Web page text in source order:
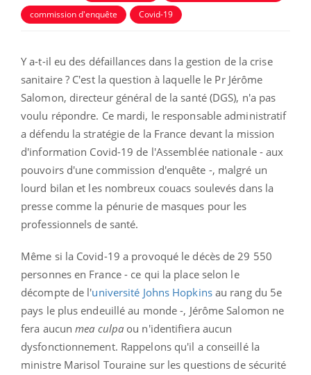
commission d'enquête
Covid-19
Y a-t-il eu des défaillances dans la gestion de la crise
sanitaire ? C'est la question à laquelle le Pr Jérôme
Salomon, directeur général de la santé (DGS), n'a pas
voulu répondre. Ce mardi, le responsable administratif
a défendu la stratégie de la France devant la mission
d'information Covid-19 de l'Assemblée nationale - aux
pouvoirs d'une commission d'enquête -, malgré un
lourd bilan et les nombreux couacs soulevés dans la
presse comme la pénurie de masques pour les
professionnels de santé.
Même si la Covid-19 a provoqué le décès de 29 550
personnes en France - ce qui la place selon le
décompte de l'université Johns Hopkinsau rang du 5e
pays le plus endeuillé au monde -, Jérôme Salomon ne
fera aucunmea culpa ou n'identifiera aucun
dysfonctionnement. Rappelons qu'il a conseillé la
ministre Marisol Touraine sur les questions de sécurité